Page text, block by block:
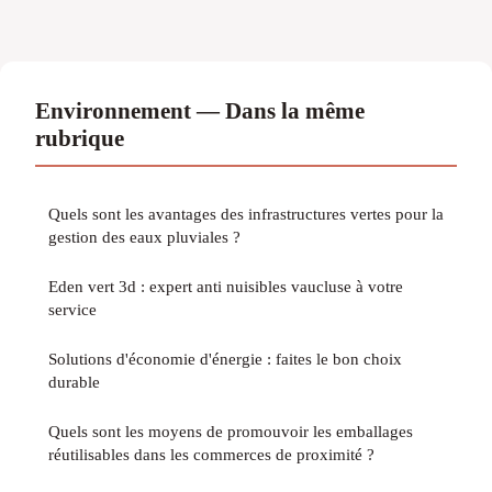
Environnement — Dans la même
rubrique
Quels sont les avantages des infrastructures vertes pour la
gestion des eaux pluviales ?
Eden vert 3d : expert anti nuisibles vaucluse à votre
service
Solutions d'économie d'énergie : faites le bon choix
durable
Quels sont les moyens de promouvoir les emballages
réutilisables dans les commerces de proximité ?